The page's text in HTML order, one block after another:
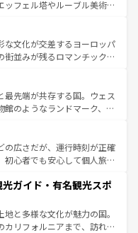
が異なるスペインはその個
で訪れる人を魅了する。 なお、新着のスペイン情報は コ
い。
フェル塔やルーブル美術館
。華麗な宮殿、歴史的な大
豊かな自然が、訪れる者を心
スは美食の国としても知ら
るランス、プロヴァンスの
多彩な楽しみ方が可能だ。さ
力が溢れており、どの街角に
で全く異なる文化を体験で
着のフランス情報はコンテンツ一覧
な文化が交差するヨーロッパ
街並みが残るロマンチック街
ても飽きることがない。ベ
ルン州のアルプスの絶景、そ
といった風景は必見。ビール
い。 なお、新着の
を参照してほしい。
最先端が共存する国。ウェス
館のようなランドマーク、歴
また、優雅なアフタヌーン
らない英国パブ、サッカー観
る体験も豊富。イギリスを旅
の広さだが、運行時刻が正確
初心者でも安心して個人旅行
イスならではのユニークな
けでなく町歩きも満喫する
いため物価も高いが、旅行
ビスもあり、うまく活用すれ
ガイド・有名観光スポ
と多様な文化が魅力の国。
カリフォルニアまで、訪れる